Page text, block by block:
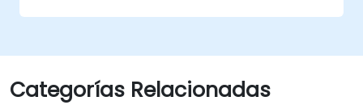
aseguramiento de la calidad con
Configurar el despliegue automatizado en
Vercel o Cloud Run.
Categorías Relacionadas